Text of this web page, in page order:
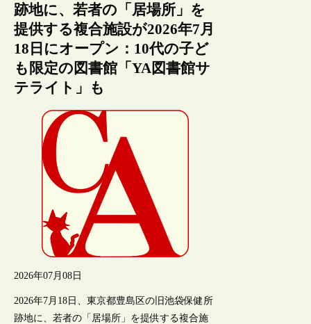
跡地に、若者の「居場所」を
提供する複合施設が2026年7月
18日にオープン：10代の子ど
も限定の図書館「YA図書館サ
テライト」も
2026年07月08日
2026年7月18日、東京都豊島区の旧池袋保健所
跡地に、若者の「居場所」を提供する複合施